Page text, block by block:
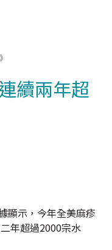
續兩年超
顯示，今年全美麻疹
年超過2000宗水